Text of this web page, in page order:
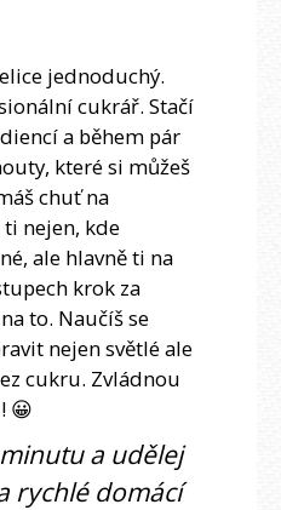
jednoduchý.
cukrář. Stačí
a během pár
které si můžeš
chuť na
nejen, kde
ale hlavně ti na
krok za
to. Naučíš se
nejen světlé ale
cukru. Zvládnou
😀
a udělej
rychlé domácí